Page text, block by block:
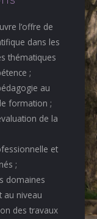
l’offre de
dans les
thématiques
;
au
formation ;
de la
et
;
domaines
au niveau
des travaux